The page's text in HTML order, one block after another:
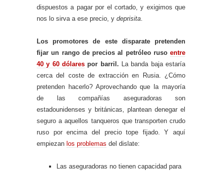
dispuestos a pagar por el cortado, y exigimos que
nos lo sirva a ese precio, y deprisita
Los promotores de este disparate pretenden
fijar un rango de precios al petróleo ruso entre
40 y 60 dólares por barril. La banda baja estaría
cerca del coste de extracción en Rusia. ¿Cómo
pretenden hacerlo? Aprovechando que la mayoría
de las compañías aseguradoras son
estadounidenses y británicas, plantean denegar el
seguro a aquellos tanqueros que transporten crudo
ruso por encima del precio tope fijado. Y aquí
empiezan los problemas del dislate:
Las aseguradoras no tienen capacidad para